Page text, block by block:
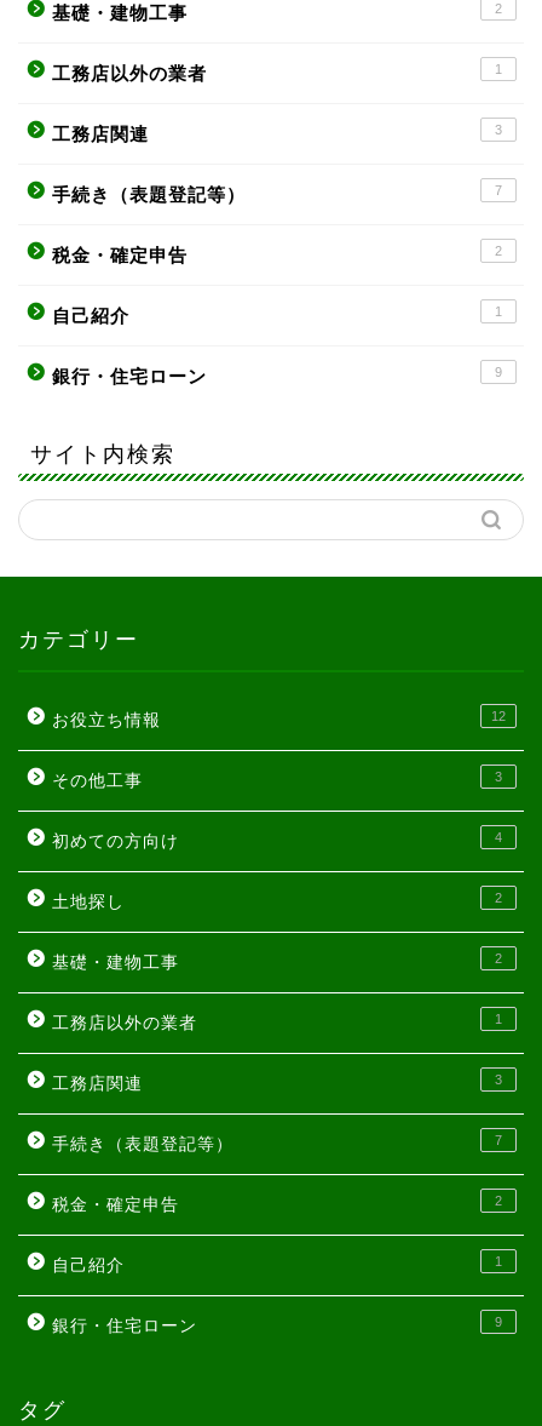
基礎・建物工事 2
工務店以外の業者 1
工務店関連 3
手続き（表題登記等） 7
税金・確定申告 2
自己紹介 1
銀行・住宅ローン 9
サイト内検索
カテゴリー
お役立ち情報 12
その他工事 3
初めての方向け 4
土地探し 2
基礎・建物工事 2
工務店以外の業者 1
工務店関連 3
手続き（表題登記等） 7
税金・確定申告 2
自己紹介 1
銀行・住宅ローン 9
タグ